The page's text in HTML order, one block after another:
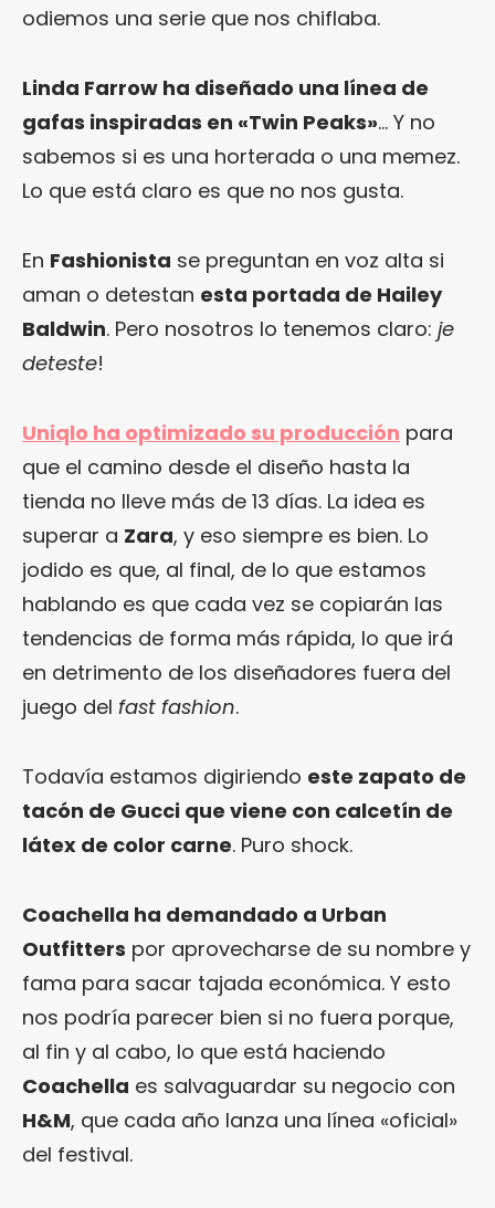
odiemos una serie que nos chiflaba.
Linda Farrow ha diseñado una línea de
gafas inspiradas en «Twin Peaks»… Y no
sabemos si es una horterada o una memez.
Lo que está claro es que no nos gusta.
En Fashionista se preguntan en voz alta si
aman o detestan esta portada de Hailey
Baldwin. Pero nosotros lo tenemos claro: je
deteste!
Uniqlo ha optimizado su producción para
que el camino desde el diseño hasta la
tienda no lleve más de 13 días. La idea es
superar a Zara, y eso siempre es bien. Lo
jodido es que, al final, de lo que estamos
hablando es que cada vez se copiarán las
tendencias de forma más rápida, lo que irá
en detrimento de los diseñadores fuera del
juego del fast fashion.
Todavía estamos digiriendo este zapato de
tacón de Gucci que viene con calcetín de
látex de color carne. Puro shock.
Coachella ha demandado a Urban
Outfitters por aprovecharse de su nombre y
fama para sacar tajada económica. Y esto
nos podría parecer bien si no fuera porque,
al fin y al cabo, lo que está haciendo
Coachella es salvaguardar su negocio con
H&M, que cada año lanza una línea «oficial»
del festival.